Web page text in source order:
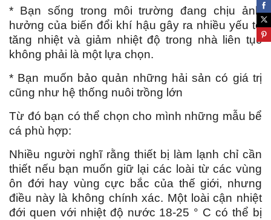
* Bạn sống trong môi trường đang chịu ảnh
hưởng của biến đổi khí hậu gây ra nhiều yếu tố
tăng nhiệt và giảm nhiệt độ trong nhà liên tục
không phải là một lựa chọn.
* Bạn muốn bảo quản những hải sản có giá trị
cũng như hệ thống nuôi trồng lớn
Từ đó bạn có thể chọn cho mình những mẫu bể
cá phù hợp:
Nhiều người nghĩ rằng thiết bị làm lạnh chỉ cần
thiết nếu bạn muốn giữ lại các loài từ các vùng
ôn đới hay vùng cực bắc của thế giới, nhưng
điều này là không chính xác. Một loài cận nhiệt
đới quen với nhiệt độ nước 18-25 ° C có thể bị